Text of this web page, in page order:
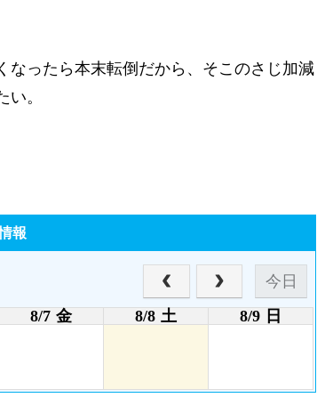
なったら本末転倒だから、そこのさじ加減
。
報
今日
8/7 金 8/8 土 8/9 日